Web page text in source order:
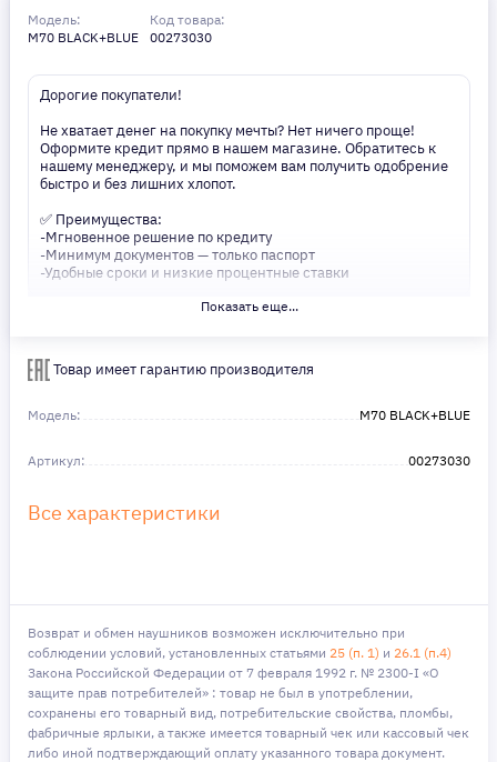
Модель:
M70 BLACK+BLUE
Код товара:
00273030
Дорогие покупатели!
Не хватает денег на покупку мечты? Нет ничего проще!
Оформите кредит прямо в нашем магазине. Обратитесь к
нашему менеджеру, и мы поможем вам получить одобрение
быстро и без лишних хлопот.
✅ Преимущества:
-Мгновенное решение по кредиту
-Минимум документов — только паспорт
-Удобные сроки и низкие процентные ставки
Не откладывайте свои желания на потом! Получите то, что
Показать еще...
Товар имеет гарантию производителя
Модель: M70 BLACK+BLUE
Артикул: 00273030
Все характеристики
Возврат и обмен наушников возможен исключительно при
соблюдении условий, установленных статьями 25 (п. 1) и 26.1 (п.4)
Закона Российской Федерации от 7 февраля 1992 г. № 2300-I «О
защите прав потребителей» : товар не был в употреблении,
сохранены его товарный вид, потребительские свойства, пломбы,
фабричные ярлыки, а также имеется товарный чек или кассовый чек
либо иной подтверждающий оплату указанного товара документ.